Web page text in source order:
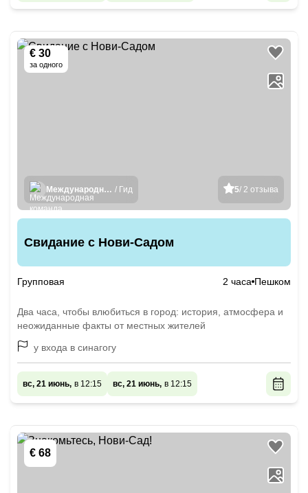
€ 30
за одного
5/ 2 отзыва
Международная команда гидов / Гид
Свидание с Нови-Садом
Групповая 2 часа Пешком
Два часа, чтобы влюбиться в город: история, атмосфера и
неожиданные факты от местных жителей
у входа в синагогу
вс, 21 июнь, в 12:15 вс, 21 июнь, в 12:15
€ 68